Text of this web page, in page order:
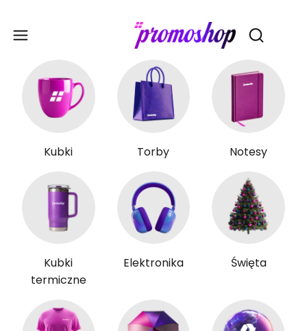
Otwórz
Kubki Torby Notesy
Kubki
termiczne
Elektronika Święta